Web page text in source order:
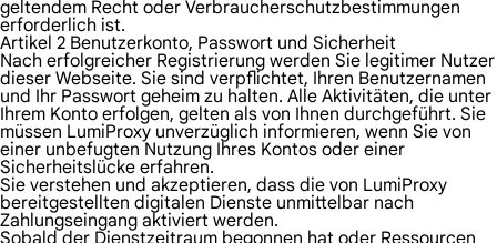
geltendem Recht oder Verbraucherschutzbestimmungen
erforderlich ist.
Artikel 2 Benutzerkonto, Passwort und Sicherheit
Nach erfolgreicher Registrierung werden Sie legitimer Nutzer
dieser Webseite. Sie sind verpflichtet, Ihren Benutzernamen
und Ihr Passwort geheim zu halten. Alle Aktivitäten, die unter
Ihrem Konto erfolgen, gelten als von Ihnen durchgeführt. Sie
müssen LumiProxy unverzüglich informieren, wenn Sie von
einer unbefugten Nutzung Ihres Kontos oder einer
Sicherheitslücke erfahren.
Sie verstehen und akzeptieren, dass die von LumiProxy
bereitgestellten digitalen Dienste unmittelbar nach
Zahlungseingang aktiviert werden.
Sobald der Dienstzeitraum begonnen hat oder Ressourcen